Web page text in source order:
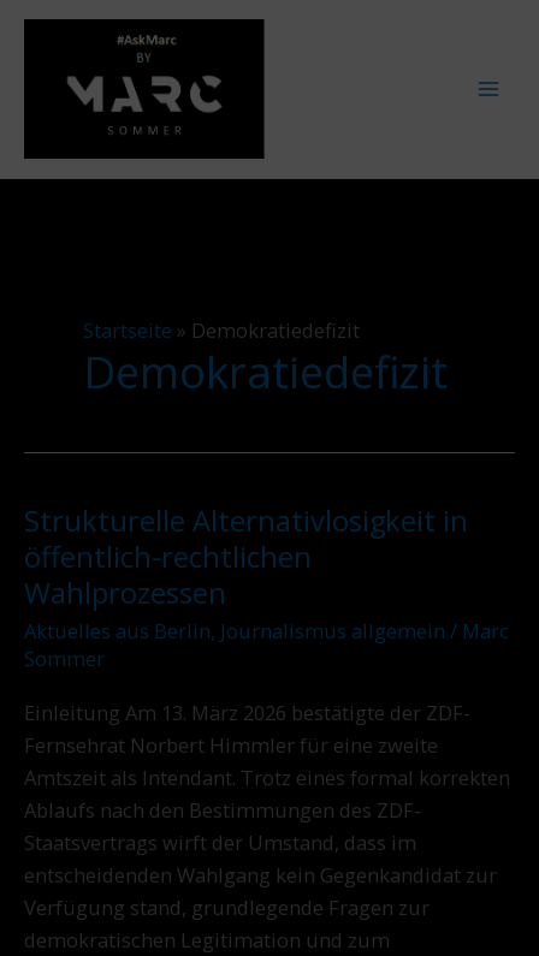
Zum
springen
Startseite » Demokratiedefizit
Demokratiedefizit
Strukturelle Alternativlosigkeit in
öffentlich-rechtlichen
Wahlprozessen
Aktuelles aus Berlin, Journalismus allgemein / Marc
Sommer
Einleitung Am 13. März 2026 bestätigte der ZDF-
Fernsehrat Norbert Himmler für eine zweite
Amtszeit als Intendant. Trotz eines formal korrekten
Ablaufs nach den Bestimmungen des ZDF-
Staatsvertrags wirft der Umstand, dass im
entscheidenden Wahlgang kein Gegenkandidat zur
Verfügung stand, grundlegende Fragen zur
demokratischen Legitimation und zum
Strukturelle
Alternativlosigkeit
in
öffentlich-
rechtlichen